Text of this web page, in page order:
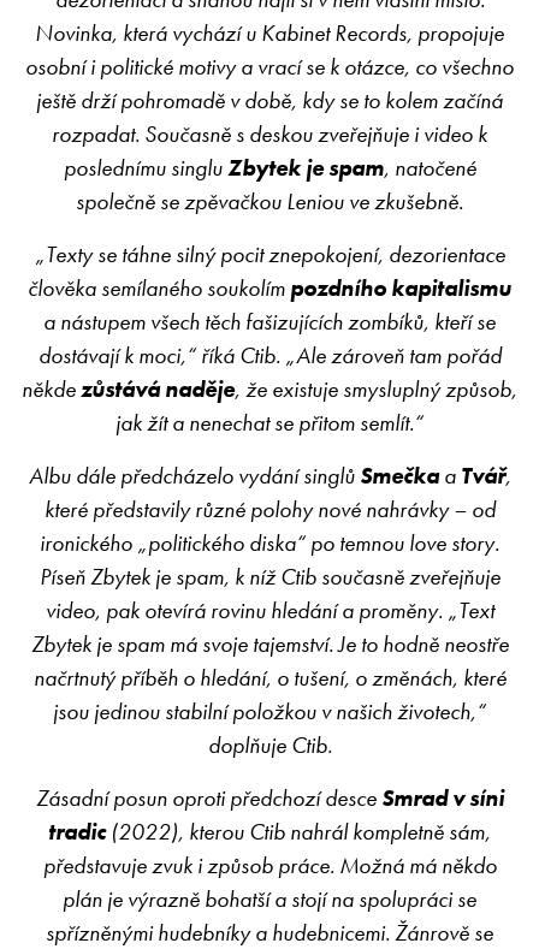
Novinka, která vychází u Kabinet Records, propojuje
osobní i politické motivy a vrací se k otázce, co všechno
ještě drží pohromadě v době, kdy se to kolem začíná
rozpadat. Současně s deskou zveřejňuje i video k
poslednímu singluZbytek je spam, natočené
společně se zpěvačkou Leniou ve zkušebně.
„Texty se táhne silný pocit znepokojení, dezorientace
člověka semílaného soukolím pozdního kapitalismu
a nástupem všech těch fašizujících zombíků, kteří se
dostávají k moci,“ říká Ctib. „Ale zároveň tam pořád
někdezůstává naděje, že existuje smysluplný způsob,
jak žít a nenechat se přitom semlít.“
Albu dále předcházelo vydání singlů Smečkaa Tvář,
které představily různé polohy nové nahrávky – od
ironického „politického diska“ po temnou love story.
Píseň Zbytek je spam, k níž Ctib současně zveřejňuje
video, pak otevírá rovinu hledání a proměny. „Text
Zbytek je spam má svoje tajemství. Je to hodně neostře
načrtnutý příběh o hledání, o tušení, o změnách, které
jsou jedinou stabilní položkou v našich životech,“
doplňuje Ctib.
Zásadní posun oproti předchozí desce Smrad v síni
tradic(2022), kterou Ctib nahrál kompletně sám,
představuje zvuk i způsob práce. Možná má někdo
plán je výrazně bohatší a stojí na spolupráci se
spřízněnými hudebníky a hudebnicemi. Žánrově se